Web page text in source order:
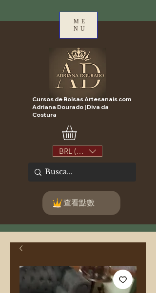
ME
NU
Cursos de Bolsas Artesanais com
Adriana Dourado | Diva da
Costura
BRL (R$)
查看點數